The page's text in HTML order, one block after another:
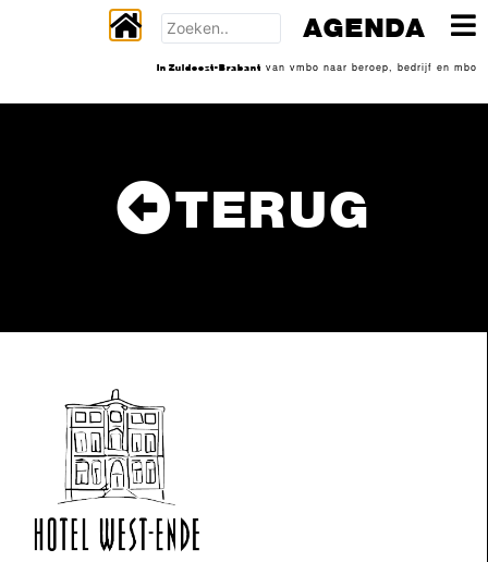
TERUG
AGENDA
In Zuidoost-Brabant van vmbo naar beroep, bedrijf en mbo